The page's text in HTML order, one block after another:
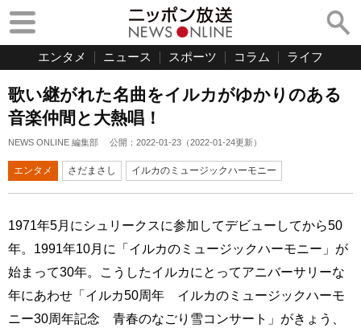
エンタメ ニュース スポーツ コラム ライフ
歌い継がれた名曲をイルカがゆかりのある
音楽仲間と大熱唱！
NEWS ONLINE 編集部 公開： 2022-01-23 （2022-01-24更新）
エンタメ さだまさし イルカのミュージックハーモニー
1971年5月にシュリークスに参加してデビューしてから50
年。1991年10月に「イルカのミュージックハーモニー」が
始まって30年。こうしたイルカにとってアニバーサリーな
年にあわせ「イルカ50周年 イルカのミュージックハーモ
ニー30周年記念 青春のなごり雪コンサート」がきょう、